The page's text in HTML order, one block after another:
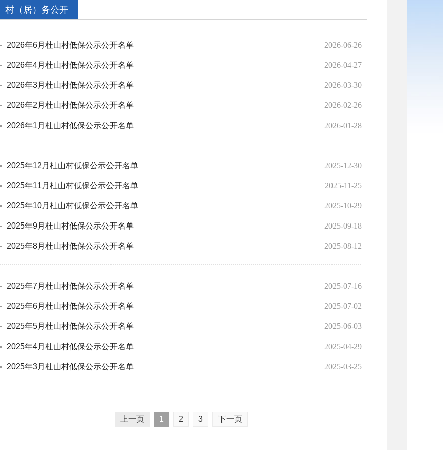
村（居）务公开
2026年6月杜山村低保公示公开名单 2026-06-26
2026年4月杜山村低保公示公开名单 2026-04-27
2026年3月杜山村低保公示公开名单 2026-03-30
2026年2月杜山村低保公示公开名单 2026-02-26
2026年1月杜山村低保公示公开名单 2026-01-28
2025年12月杜山村低保公示公开名单 2025-12-30
2025年11月杜山村低保公示公开名单 2025-11-25
2025年10月杜山村低保公示公开名单 2025-10-29
2025年9月杜山村低保公示公开名单 2025-09-18
2025年8月杜山村低保公示公开名单 2025-08-12
2025年7月杜山村低保公示公开名单 2025-07-16
2025年6月杜山村低保公示公开名单 2025-07-02
2025年5月杜山村低保公示公开名单 2025-06-03
2025年4月杜山村低保公示公开名单 2025-04-29
2025年3月杜山村低保公示公开名单 2025-03-25
上一页 1 2 3 下一页